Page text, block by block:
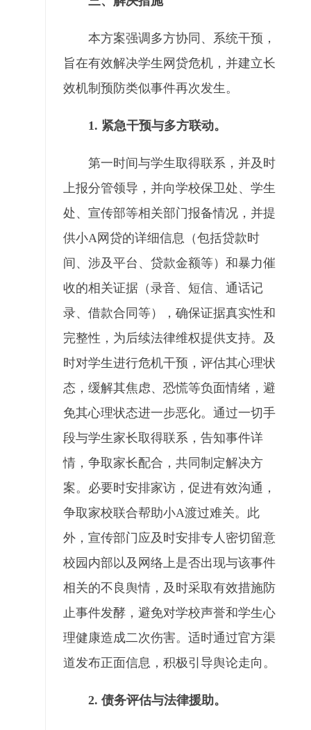
本方案强调多方协同、系统干预，
旨在有效解决学生网贷危机，并建立长
效机制预防类似事件再次发生。
1. 紧急干预与多方联动。
第一时间与学生取得联系，并及时
上报分管领导，并向学校保卫处、学生
处、宣传部等相关部门报备情况，并提
供小A网贷的详细信息（包括贷款时
间、涉及平台、贷款金额等）和暴力催
收的相关证据（录音、短信、通话记
录、借款合同等），确保证据真实性和
完整性，为后续法律维权提供支持。及
时对学生进行危机干预，评估其心理状
态，缓解其焦虑、恐慌等负面情绪，避
免其心理状态进一步恶化。通过一切手
段与学生家长取得联系，告知事件详
情，争取家长配合，共同制定解决方
案。必要时安排家访，促进有效沟通，
争取家校联合帮助小A渡过难关。此
外，宣传部门应及时安排专人密切留意
校园内部以及网络上是否出现与该事件
相关的不良舆情，及时采取有效措施防
止事件发酵，避免对学校声誉和学生心
理健康造成二次伤害。适时通过官方渠
道发布正面信息，积极引导舆论走向。
2. 债务评估与法律援助。